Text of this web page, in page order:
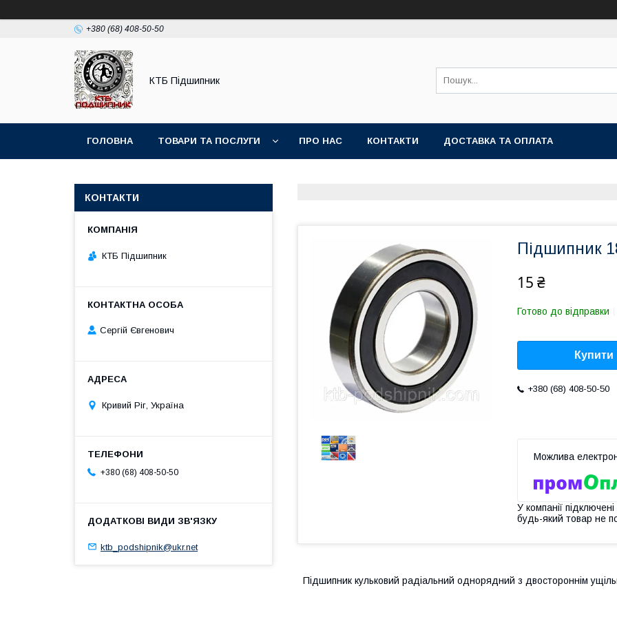
+380 (68) 408-50-50
КТБ Підшипник
ГОЛОВНА ТОВАРИ ТА ПОСЛУГИ ПРО НАС КОНТАКТИ ДОСТАВКА ТА ОПЛАТА
Підшипник
15 ₴
Готово до відправки
Купити
+380 (68) 408-50-50
У компанії
будь-який товар не
Підшипник кульковий радіальний однорядний з двостороннім
КОНТАКТИ
КТБ Підшипник
Сергій Євгенович
Кривий Ріг, Україна
+380 (68) 408-50-50
ktb_podshipnik@ukr.net